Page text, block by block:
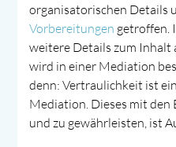
organisatorischen Details
Vorbereitungen getroffen.
weitere Details zum
wird in einer Mediation
denn: Vertraulichkeit ist
Mediation. Dieses mit
und zu gewährleisten, ist